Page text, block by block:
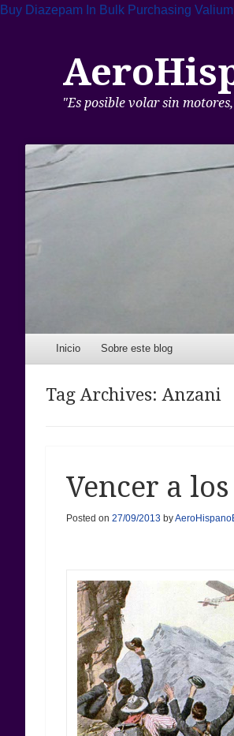
Buy Diazepam In Bulk Purchasing
"Es posible volar sin
Menu
Skip to content
Inicio Sobre este blog
Tag Archives: Anzani
Vencer a
Posted on 27/09/2013 by